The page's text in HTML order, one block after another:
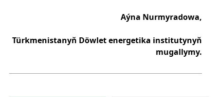
Aýna Nurmyradowa,
Türkmenistanyň Döwlet energetika institutynyň
mugallymy.